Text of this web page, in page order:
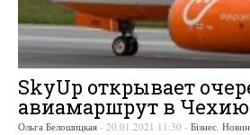
SkyUp открывает
авиамаршрут в Чехию
Ольга Белошицкая - 20.01.2021 11:30 - Бізнес